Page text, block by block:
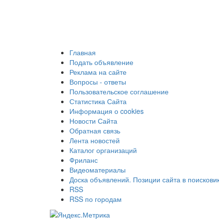
Главная
Подать объявление
Реклама на сайте
Вопросы - ответы
Пользовательское соглашение
Статистика Сайта
Информация о cookies
Новости Сайта
Обратная связь
Лента новостей
Каталог организаций
Фриланс
Видеоматериалы
Доска объявлений. Позиции сайта в
RSS
RSS по городам